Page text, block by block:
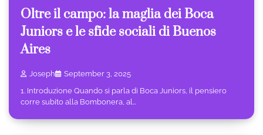
Oltre il campo: la maglia dei Boca
Juniors e le sfide sociali di Buenos
Aires
Joseph
September 3, 2025
1. Introduzione Quando si parla di Boca Juniors, il pensiero
corre subito alla Bombonera, al…